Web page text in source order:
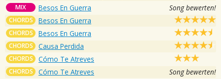
MIX Besos En Guerra Song bewerten!
CHORDS Besos En Guerra
CHORDS Besos En Guerra
CHORDS Causa Perdida
CHORDS Cómo Te Atreves
CHORDS Cómo Te Atreves Song bewerten!